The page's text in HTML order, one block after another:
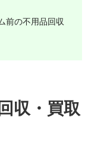
前の不用品回収
収・買取